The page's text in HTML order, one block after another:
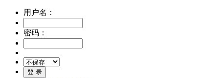
用户名：
密码：